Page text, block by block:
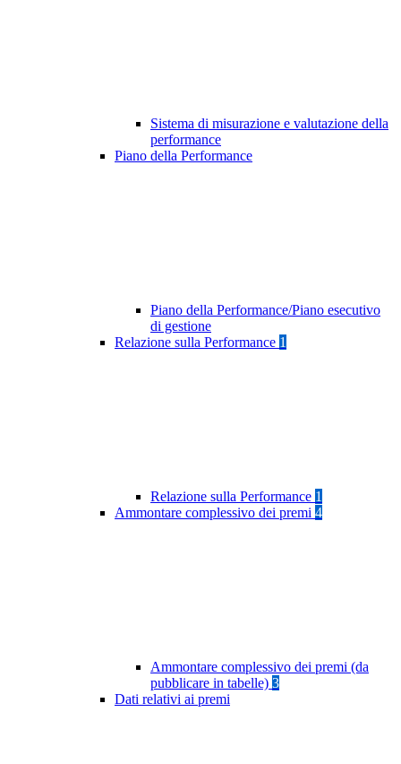
Sistema di misurazione e valutazione della
performance
Piano della Performance
Piano della Performance/Piano esecutivo
di gestione
Relazione sulla Performance 1
Relazione sulla Performance 1
Ammontare complessivo dei premi 4
Ammontare complessivo dei premi (da
pubblicare in tabelle) 3
Dati relativi ai premi